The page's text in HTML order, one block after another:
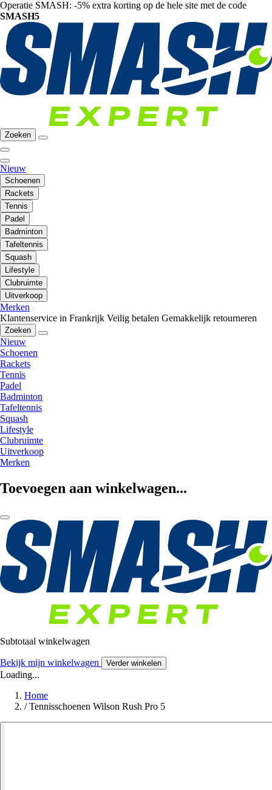
Operatie SMASH: -5% extra korting op de hele site met de code
SMASH5
Zoeken
Nieuw
Schoenen
Rackets
Tennis
Padel
Badminton
Tafeltennis
Squash
Lifestyle
Clubruimte
Uitverkoop
Merken
Klantenservice in Frankrijk Veilig betalen Gemakkelijk retourneren
Zoeken
Nieuw
Schoenen
Rackets
Tennis
Padel
Badminton
Tafeltennis
Squash
Lifestyle
Clubruimte
Uitverkoop
Merken
Toevoegen aan winkelwagen...
Subtotaal winkelwagen
Bekijk mijn winkelwagen Verder winkelen
Loading...
Home
/ Tennisschoenen Wilson Rush Pro 5